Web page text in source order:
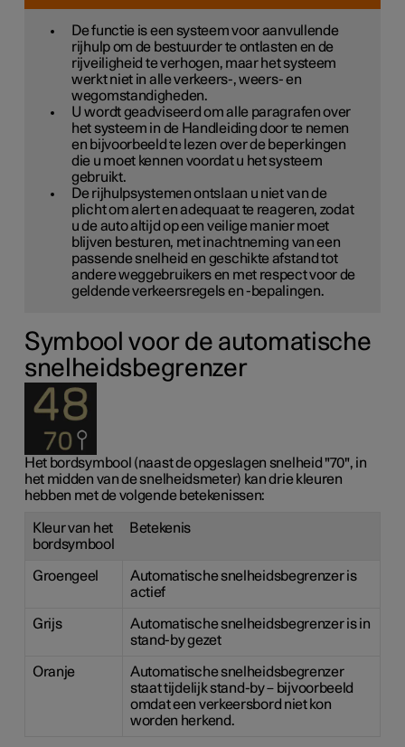
De functie is een systeem voor aanvullende
rijhulp om de bestuurder te ontlasten en de
rijveiligheid te verhogen, maar het systeem
werkt niet in alle verkeers-, weers- en
wegomstandigheden.
U wordt geadviseerd om alle paragrafen over
het systeem in de Handleiding door te nemen
en bijvoorbeeld te lezen over de beperkingen
die u moet kennen voordat u het systeem
gebruikt.
De rijhulpsystemen ontslaan u niet van de
plicht om alert en adequaat te reageren, zodat
u de auto altijd op een veilige manier moet
blijven besturen, met inachtneming van een
passende snelheid en geschikte afstand tot
andere weggebruikers en met respect voor de
geldende verkeersregels en -bepalingen.
Symbool voor de automatische
snelheidsbegrenzer
Het bordsymbool (naast de opgeslagen snelheid "70", in
het midden van de snelheidsmeter) kan drie kleuren
hebben met de volgende betekenissen:
Kleur van het
bordsymbool
Betekenis
Groengeel
Automatische snelheidsbegrenzer is
actief
Grijs
Automatische snelheidsbegrenzer is in
stand-by gezet
Oranje
Automatische snelheidsbegrenzer
staat tijdelijk stand-by – bijvoorbeeld
omdat een verkeersbord niet kon
worden herkend.